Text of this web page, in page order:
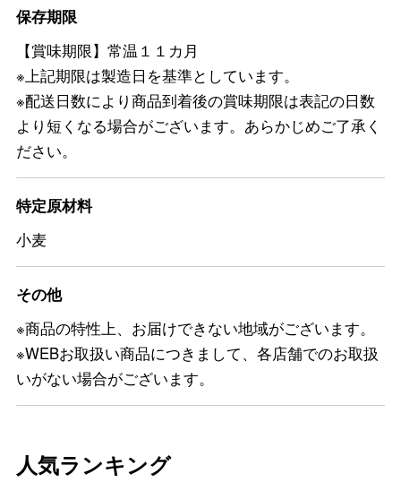
保存期限
【賞味期限】常温１１カ月
※上記期限は製造日を基準としています。
※配送日数により商品到着後の賞味期限は表記の日数
より短くなる場合がございます。あらかじめご了承く
ださい。
特定原材料
小麦
その他
※商品の特性上、お届けできない地域がございます。
※WEBお取扱い商品につきまして、各店舗でのお取扱
いがない場合がございます。
人気ランキング